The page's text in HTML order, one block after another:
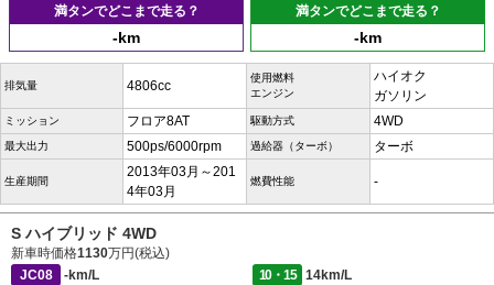
満タンでどこまで走る？
-km
満タンでどこまで走る？
-km
排気量 4806cc
使用燃料
エンジン
ハイオク
ガソリン
ミッション フロア8AT 駆動方式 4WD
最大出力 500ps/6000rpm 過給器（ターボ） ターボ
生産期間
2013年03月～201
4年03月
燃費性能 -
S ハイブリッド 4WD
新車時価格1130万円(税込)
JC08
-km/L 10・15
14km/L